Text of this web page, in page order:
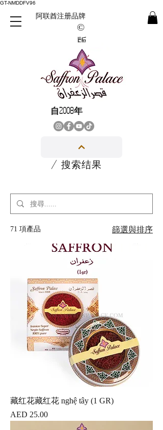
GT-NMDDFV96
阿联酋注册品牌
©
版
權
所
有
自2008年
/ 搜索结果
71 項產品 篩選與排序
藏红花藏红花 nghệ tây (1 GR)
價格
AED 25.00